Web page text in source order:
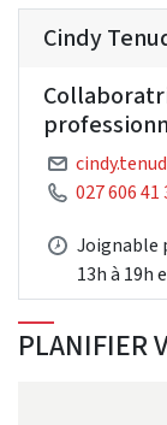
Cindy
027 606 41
Joignable
13h à 19h
PLANIFIER